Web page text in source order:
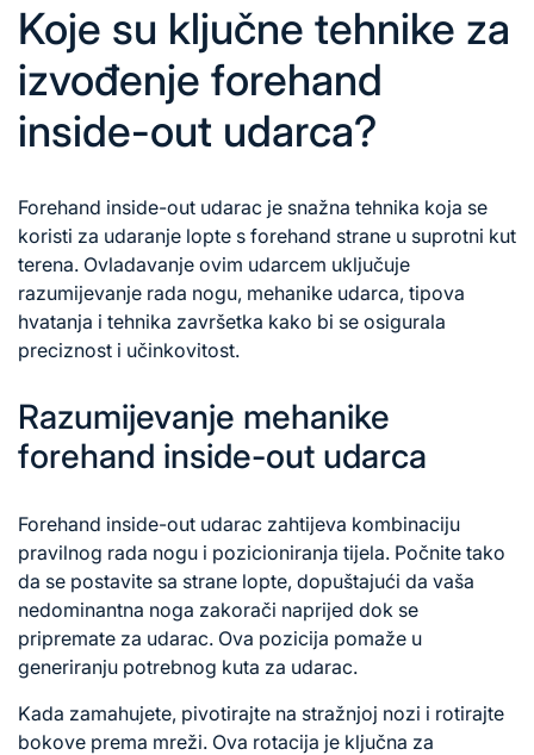
Koje su ključne tehnike za
izvođenje forehand
inside-out udarca?
Forehand inside-out udarac je snažna tehnika koja se
koristi za udaranje lopte s forehand strane u suprotni kut
terena. Ovladavanje ovim udarcem uključuje
razumijevanje rada nogu, mehanike udarca, tipova
hvatanja i tehnika završetka kako bi se osigurala
preciznost i učinkovitost.
Razumijevanje mehanike
forehand inside-out udarca
Forehand inside-out udarac zahtijeva kombinaciju
pravilnog rada nogu i pozicioniranja tijela. Počnite tako
da se postavite sa strane lopte, dopuštajući da vaša
nedominantna noga zakorači naprijed dok se
pripremate za udarac. Ova pozicija pomaže u
generiranju potrebnog kuta za udarac.
Kada zamahujete, pivotirajte na stražnjoj nozi i rotirajte
bokove prema mreži. Ova rotacija je ključna za